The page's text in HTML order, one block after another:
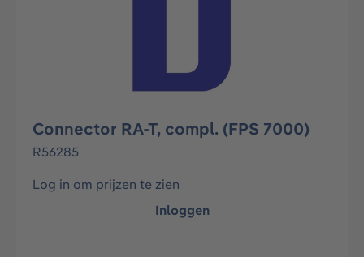
Connector RA-T, compl. (FPS 7000)
R56285
Log in om prijzen te zien
Inloggen